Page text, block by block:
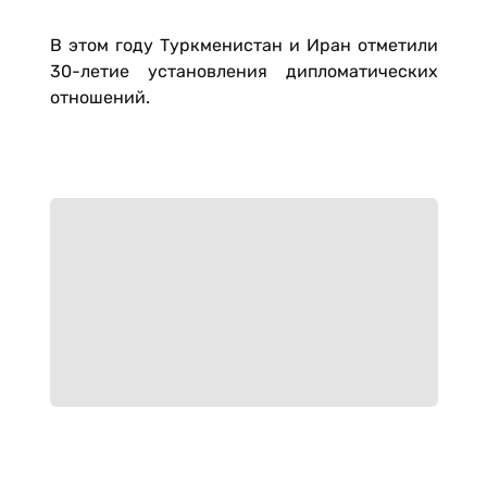
В этом году Туркменистан и Иран отметили
30-летие установления дипломатических
отношений.